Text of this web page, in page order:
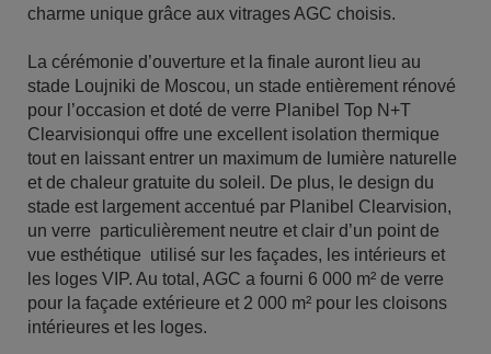
charme unique grâce aux vitrages AGC choisis.
La cérémonie d’ouverture et la finale auront lieu au
stade Loujniki de Moscou, un stade entièrement rénové
pour l’occasion et doté de verre Planibel Top N+T
Clearvisionqui offre une excellent isolation thermique
tout en laissant entrer un maximum de lumière naturelle
et de chaleur gratuite du soleil. De plus, le design du
stade est largement accentué par Planibel Clearvision,
un verre particulièrement neutre et clair d’un point de
vue esthétique utilisé sur les façades, les intérieurs et
les loges VIP. Au total, AGC a fourni 6 000 m² de verre
pour la façade extérieure et 2 000 m² pour les cloisons
intérieures et les loges.